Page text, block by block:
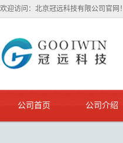
欢迎访问：北京冠远科技有限公司官网！
公司首页 公司介绍